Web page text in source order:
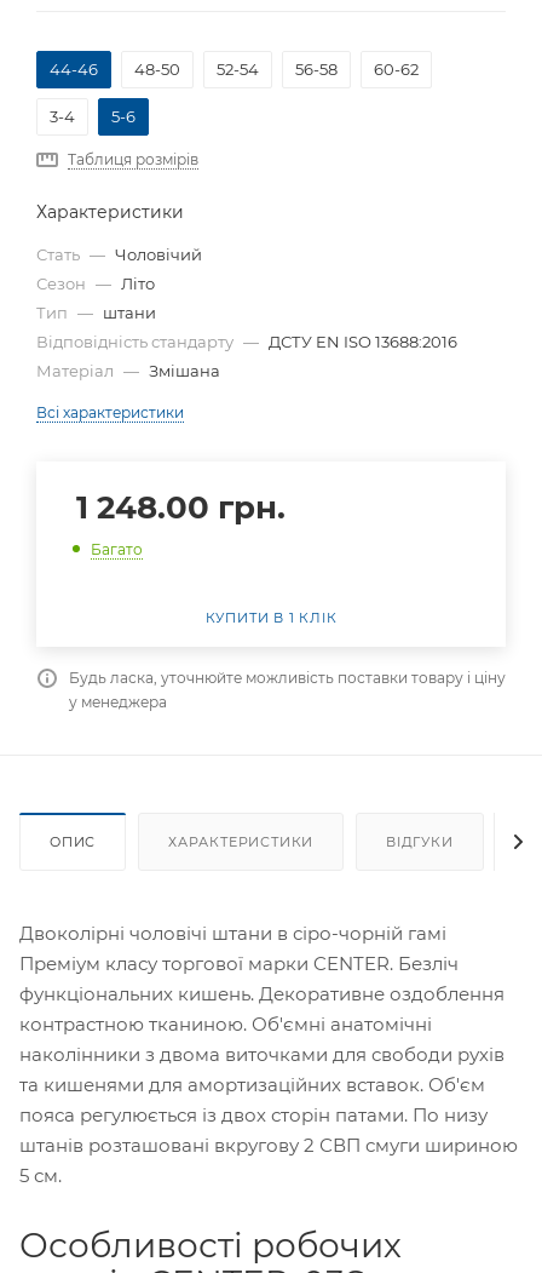
44-46 48-50 52-54 56-58 60-62
3-4 5-6
Таблиця розмірів
Характеристики
Стать — Чоловічий
Сезон — Літо
Тип — штани
Відповідність стандарту — ДСТУ EN ISO 13688:2016
Матеріал — Змішана
Всі характеристики
1 248.00 грн.
Багато
КУПИТИ В 1 КЛІК
Будь ласка, уточнюйте можливість поставки товару і ціну
у менеджера
ОПИС ХАРАКТЕРИСТИКИ ВІДГУКИ
Двоколірні чоловічі штани в сіро-чорній гамі
Преміум класу торгової марки CENTER. Безліч
функціональних кишень. Декоративне оздоблення
контрастною тканиною. Об'ємні анатомічні
наколінники з двома виточками для свободи рухів
та кишенями для амортизаційних вставок. Об'єм
пояса регулюється із двох сторін патами. По низу
штанів розташовані вкругову 2 СВП смуги шириною
5 см.
Особливості робочих